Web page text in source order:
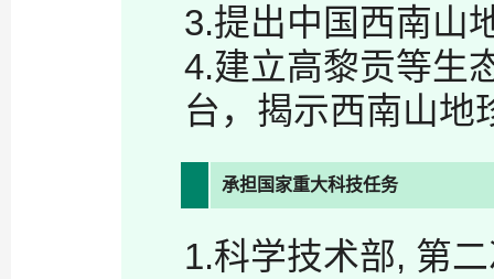
3.提出中国西南山
4.建立高黎贡等生
台，揭示西南山地
承担国家重大科技任务
1.科学技术部, 第